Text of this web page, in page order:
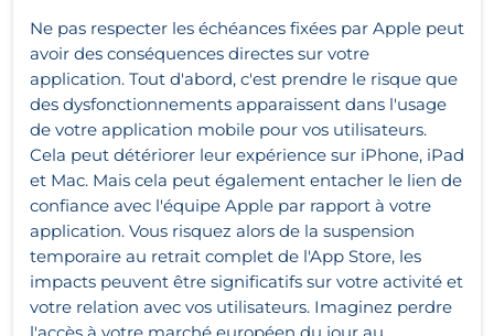
Ne pas respecter les échéances fixées par Apple peut
avoir des conséquences directes sur votre
application. Tout d'abord, c'est prendre le risque que
des dysfonctionnements apparaissent dans l'usage
de votre application mobile pour vos utilisateurs.
Cela peut détériorer leur expérience sur iPhone, iPad
et Mac. Mais cela peut également entacher le lien de
confiance avec l'équipe Apple par rapport à votre
application. Vous risquez alors de la suspension
temporaire au retrait complet de l'App Store, les
impacts peuvent être significatifs sur votre activité et
votre relation avec vos utilisateurs. Imaginez perdre
l'accès à votre marché européen du jour au